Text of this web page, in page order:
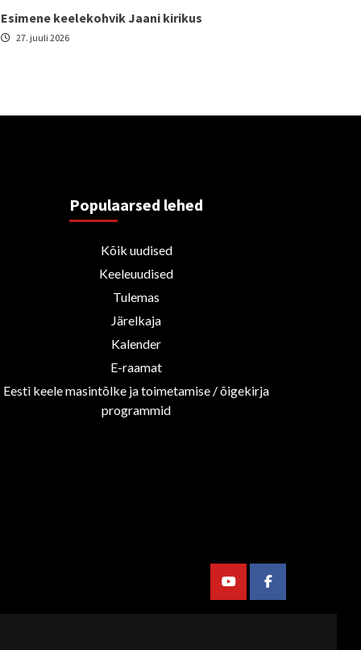
Esimene keelekohvik Jaani kirikus
27. juuli 2026
Populaarsed lehed
Kõik uudised
Keeleuudised
Tulemas
Järelkaja
Kalender
E-raamat
Eesti keele masintõlke ja toimetamise / õigekirja
programmid
YoutubeFacebook